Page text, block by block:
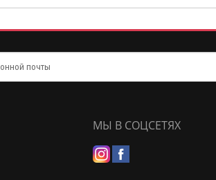
МЫ В СОЦСЕТЯХ